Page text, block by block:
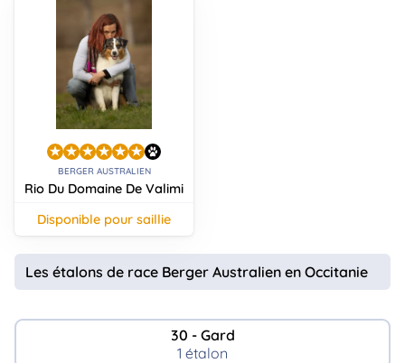
BERGER AUSTRALIEN
Rio Du Domaine De Valimi
disponible pour saillie
Les étalons de race Berger Australien en Occitanie
30 - Gard
1 étalon